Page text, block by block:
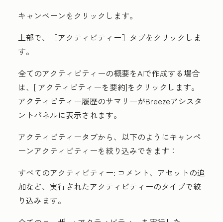
キャンペーンをクリックします。
上部で、
［アクティビティー］ タブをクリックしま
す。
全てのアクティビティーの概要をAIで作成する場合
は、[ アクティビティーを要約]をクリックします。
アクティビティー履歴のサマリーがBreezeアシスタ
ントパネルに表示されます。
アクティビティータブから、以下のようにキャンペ
ーンアクティビティーを絞り込みできます：
すべてのアクティビティー: コメント、アセットの追
加など、実行されたアクティビティーのタイプで絞
り込みます。